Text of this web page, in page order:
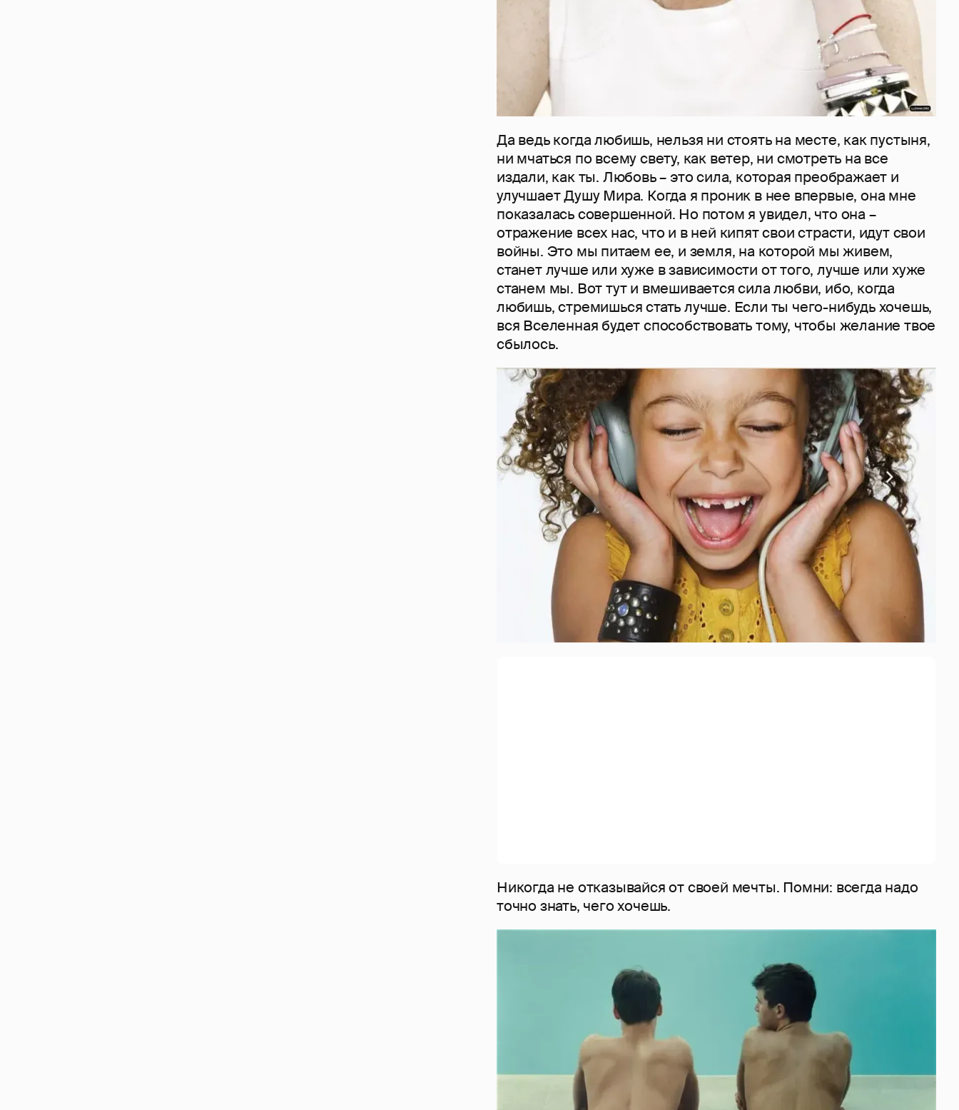
Да ведь когда любишь, нельзя ни стоять на месте, как пустыня,
ни мчаться по всему свету, как ветер, ни смотреть на все
издали, как ты. Любовь – это сила, которая преображает и
улучшает Душу Мира. Когда я проник в нее впервые, она мне
показалась совершенной. Но потом я увидел, что она –
отражение всех нас, что и в ней кипят свои страсти, идут свои
войны. Это мы питаем ее, и земля, на которой мы живем,
станет лучше или хуже в зависимости от того, лучше или хуже
станем мы. Вот тут и вмешивается сила любви, ибо, когда
любишь, стремишься стать лучше. Если ты чего-нибудь хочешь,
вся Вселенная будет способствовать тому, чтобы желание твое
сбылось.
Никогда не отказывайся от своей мечты. Помни: всегда надо
точно знать, чего хочешь.